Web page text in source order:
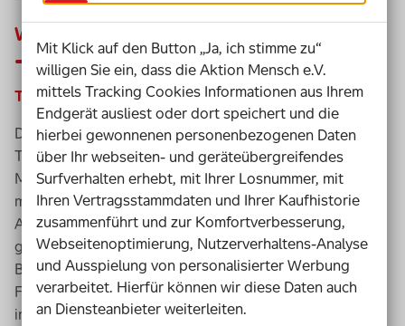
Weitere Qualifizierungsmöglichkeiten
TandemYoung Coach-Ausbildung derDFL-Stiftung
Die Position der Trainer*in bietet spannende
Teilhabemöglichkeiten und Entwicklungsfelder für
Menschen mit Behinderung. Das gilt besonders, wenn
man dabei nicht allein ist: bei der TandemYoung Coach
Ausbildung wird einYoung Coachmit Behinderung
gemeinsam mit einem*einer Tandempartner*in ohne
Behinderung auf die Herausforderungen als
Fußballtrainer*in vorbereitet. Die Aufgaben werden den
individuellen Stärken entsprechend aufgeteilt und das
Mit Klick auf den Button „Ja, ich stimme zu“
willigen Sie ein, dass die Aktion Mensch e.V.
mittels Tracking Cookies Informationen aus Ihrem
Endgerät ausliest oder dort speichert und die
hierbei gewonnenen personenbezogenen Daten
über Ihr webseiten- und geräteübergreifendes
Surfverhalten erhebt, mit Ihrer Losnummer, mit
Ihren Vertragsstammdaten und Ihrer Kaufhistorie
zusammenführt und zur Komfortverbesserung,
Webseitenoptimierung, Nutzerverhaltens-Analyse
und Ausspielung von personalisierter Werbung
verarbeitet. Hierfür können wir diese Daten auch
an Diensteanbieter weiterleiten.